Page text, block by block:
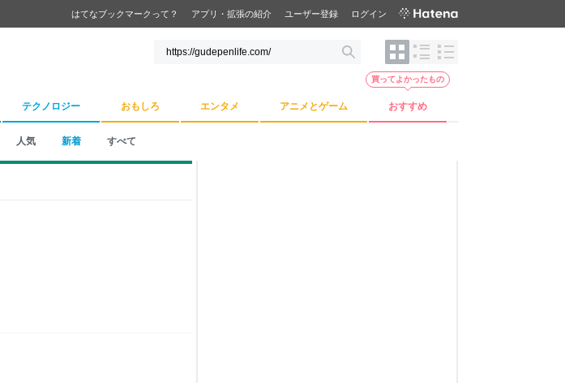
はてなブックマークって？ アプリ・拡張の紹介 ユーザー登録 ログイン
テクノロジー おもしろ エンタメ アニメとゲーム おすすめ
買ってよかったもの
人気 新着 すべて